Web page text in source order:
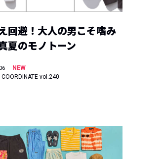
回避！大人の男こそ嗜み
夏のモノトーン
NEW
COORDINATE vol.240